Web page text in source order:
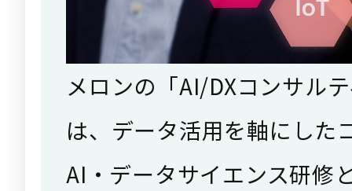
メロンの「AI/DXコンサル
は、データ活用を軸にした
AI・データサイエンス研修